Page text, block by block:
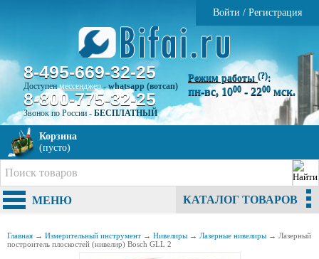
Войти / Регистрация
8-495-669-32-25
Доступенмессенджер-whatsapp (вотсап)
8-800-775-32-25
Звонок по России - БЕСПЛАТНЫЙ
Режим работы (?):
пн-вс, 1000 - 2200 мск.
Корзина
(пусто)
МЕНЮ КАТАЛОГ ТОВАРОВ
Главная → Измерительный инструмент → Нивелиры → Лазерные нивелиры → Лазерный
построитель плоскостей (нивелир) Bosch GLL 2